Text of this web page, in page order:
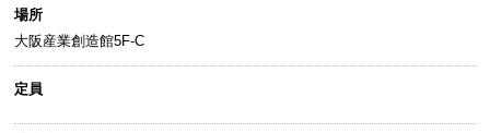
場所
大阪産業創造館5F-C
定員